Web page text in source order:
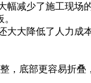
减少了施工现场
大降低了人力成
，底部更容易折